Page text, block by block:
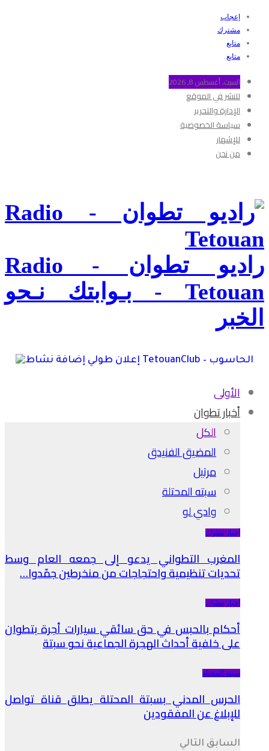
إعجاب
مشترك
متابع
متابع
السبت, أغسطس 8, 2026
للنشر في الموقع
الإدارة والتحرير
سياسة الخصوصية
للإشهار
من نحن
راديو تطوان - Radio
Tetouan - بـوابتك نـحو
الخبر
الأولى
أخبار تطوان
الكل
المضيق الفنيدق
مرتيل
سبته المحتلة
وادي لو
أخبار تطوان
المغرب التطواني يدعو إلى جمعه العام وسط
تحديات تنظيمية واحتجاجات من منخرطين جمّدوا…
أخبار تطوان
أحكام بالحبس في حق سائقي سيارات أجرة بتطوان
على خلفية أحداث الهجرة الجماعية نحو سبتة
سبته المحتلة
الحرس المدني بسبتة المحتلة يطلق قناة تواصل
للإبلاغ عن المفقودين
السابق التالي